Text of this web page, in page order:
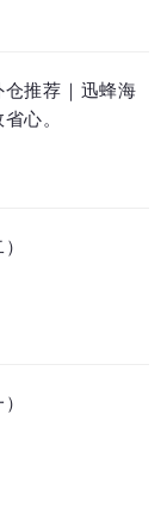
推荐｜迅蜂海
心。